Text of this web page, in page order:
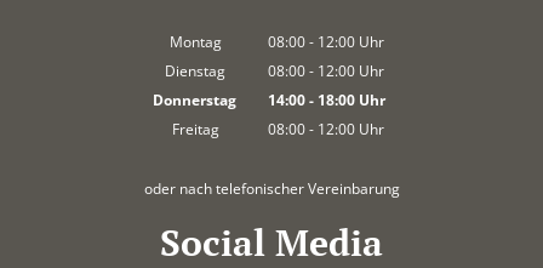
Montag 08:00- 12:00 Uhr
Von 08:00 bis 12:00 Uhr
Dienstag 08:00- 12:00 Uhr
Von 08:00 bis 12:00 Uhr
Donnerstag 14:00- 18:00Uhr
Von 14:00 bis 18:00 Uhr
Freitag 08:00- 12:00 Uhr
oder nach telefonischer Vereinbarung
Social Media